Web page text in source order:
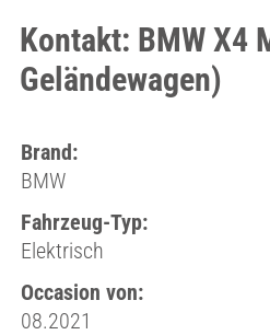
Kontakt: BMW X4
Geländewagen)
Brand:
BMW
Fahrzeug-Typ:
Elektrisch
Occasion von:
08.2021